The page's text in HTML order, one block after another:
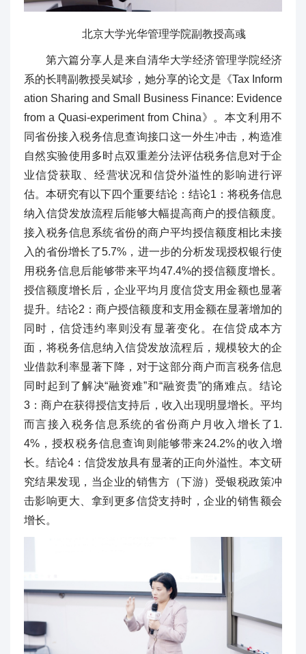
北京大学光华管理学院副教授高彧
第六篇分享人是来自清华大学经济管理学院经济
系的长聘副教授吴斌珍，她分享的论文是《Tax Inform
ation Sharing and Small Business Finance: Evidence
from a Quasi-experiment from China》。本文利用不
同省份接入税务信息查询接口这一外生冲击，构造准
自然实验使用多时点双重差分法评估税务信息对于企
业信贷获取、经营状况和信贷外溢性的影响进行评
估。本研究有以下四个重要结论：结论1：将税务信息
纳入信贷发放流程后能够大幅提高商户的授信额度。
接入税务信息系统省份的商户平均授信额度相比未接
入的省份增长了5.7%，进一步的分析发现授权银行使
用税务信息后能够带来平均47.4%的授信额度增长。
授信额度增长后，企业平均月度信贷支用金额也显著
提升。结论2：商户授信额度和支用金额在显著增加的
同时，信贷违约率则没有显著变化。在信贷成本方
面，将税务信息纳入信贷发放流程后，规模较大的企
业借款利率显著下降，对于这部分商户而言税务信息
同时起到了解决“融资难”和“融资贵”的痛难点。结论
3：商户在获得授信支持后，收入出现明显增长。平均
而言接入税务信息系统的省份商户月收入增长了1.
4%，授权税务信息查询则能够带来24.2%的收入增
长。结论4：信贷发放具有显著的正向外溢性。本文研
究结果发现，当企业的销售方（下游）受银税政策冲
击影响更大、拿到更多信贷支持时，企业的销售额会
增长。